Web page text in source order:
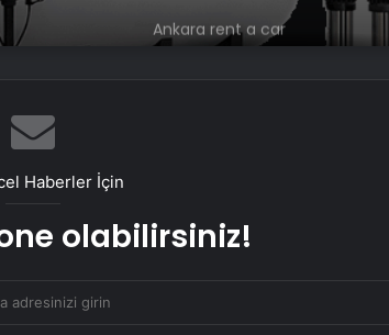
Ankara rent a car
Product Manufacturer in Turkey
Haberler İçin
olabilirsiniz!